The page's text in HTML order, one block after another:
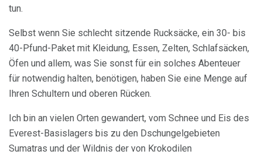
tun.
Selbst wenn Sie schlecht sitzende Rucksäcke, ein 30- bis
40-Pfund-Paket mit Kleidung, Essen, Zelten, Schlafsäcken,
Öfen und allem, was Sie sonst für ein solches Abenteuer
für notwendig halten, benötigen, haben Sie eine Menge auf
Ihren Schultern und oberen Rücken.
Ich bin an vielen Orten gewandert, vom Schnee und Eis des
Everest-Basislagers bis zu den Dschungelgebieten
Sumatras und der Wildnis der von Krokodilen